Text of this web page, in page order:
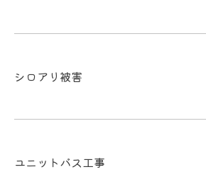
シロアリ被害
ユニットバス工事